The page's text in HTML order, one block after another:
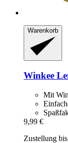
Warenkorb
Winkee
Mit
9,99 €
Zustellung